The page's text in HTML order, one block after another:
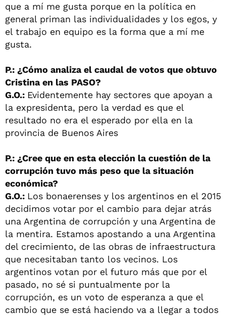
que a mí me gusta porque en la política en
general priman las individualidades y los egos, y
el trabajo en equipo es la forma que a mí me
gusta.
P.: ¿Cómo analiza el caudal de votos que obtuvo
Cristina en las PASO?
G.O.: Evidentemente hay sectores que apoyan a
la expresidenta, pero la verdad es que el
resultado no era el esperado por ella en la
provincia de Buenos Aires
P.: ¿Cree que en esta elección la cuestión de la
corrupción tuvo más peso que la situación
económica?
G.O.: Los bonaerenses y los argentinos en el 2015
decidimos votar por el cambio para dejar atrás
una Argentina de corrupción y una Argentina de
la mentira. Estamos apostando a una Argentina
del crecimiento, de las obras de infraestructura
que necesitaban tanto los vecinos. Los
argentinos votan por el futuro más que por el
pasado, no sé si puntualmente por la
corrupción, es un voto de esperanza a que el
cambio que se está haciendo va a llegar a todos